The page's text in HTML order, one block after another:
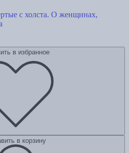
с холста. О женщинах,
в избранное
в корзину